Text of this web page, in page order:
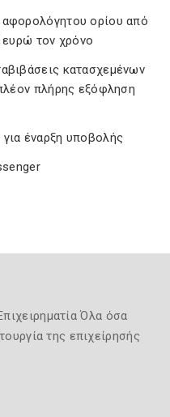
ορίου από
τον χρόνο
κατασχεμένων
πλήρης εξόφληση
έναρξη υποβολής
Όλα όσα
της επιχείρησής